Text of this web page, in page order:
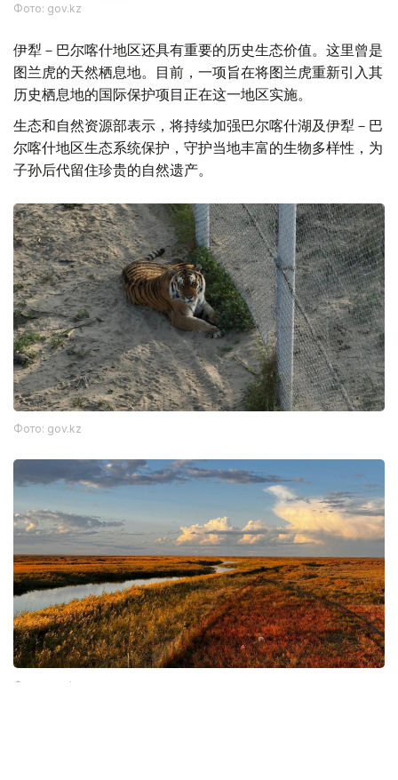
Фото: gov.kz
伊犁－巴尔喀什地区还具有重要的历史生态价值。这里曾是
图兰虎的天然栖息地。目前，一项旨在将图兰虎重新引入其
历史栖息地的国际保护项目正在这一地区实施。
生态和自然资源部表示，将持续加强巴尔喀什湖及伊犁－巴
尔喀什地区生态系统保护，守护当地丰富的生物多样性，为
子孙后代留住珍贵的自然遗产。
Фото: gov.kz
Фото: gov.kz